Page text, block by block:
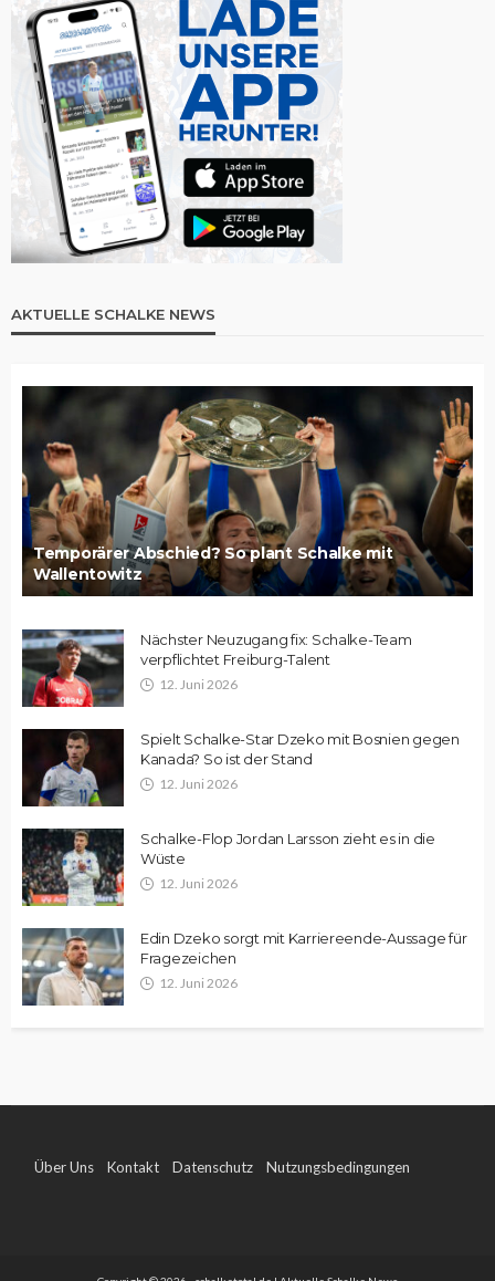
AKTUELLE SCHALKE NEWS
Temporärer Abschied? So plant Schalke mit
Wallentowitz
Nächster Neuzugang fix: Schalke-Team
verpflichtet Freiburg-Talent
12. Juni 2026
Spielt Schalke-Star Dzeko mit Bosnien gegen
Kanada? So ist der Stand
12. Juni 2026
Schalke-Flop Jordan Larsson zieht es in die
Wüste
12. Juni 2026
Edin Dzeko sorgt mit Karriereende-Aussage für
Fragezeichen
12. Juni 2026
Über Uns Kontakt Datenschutz Nutzungsbedingungen